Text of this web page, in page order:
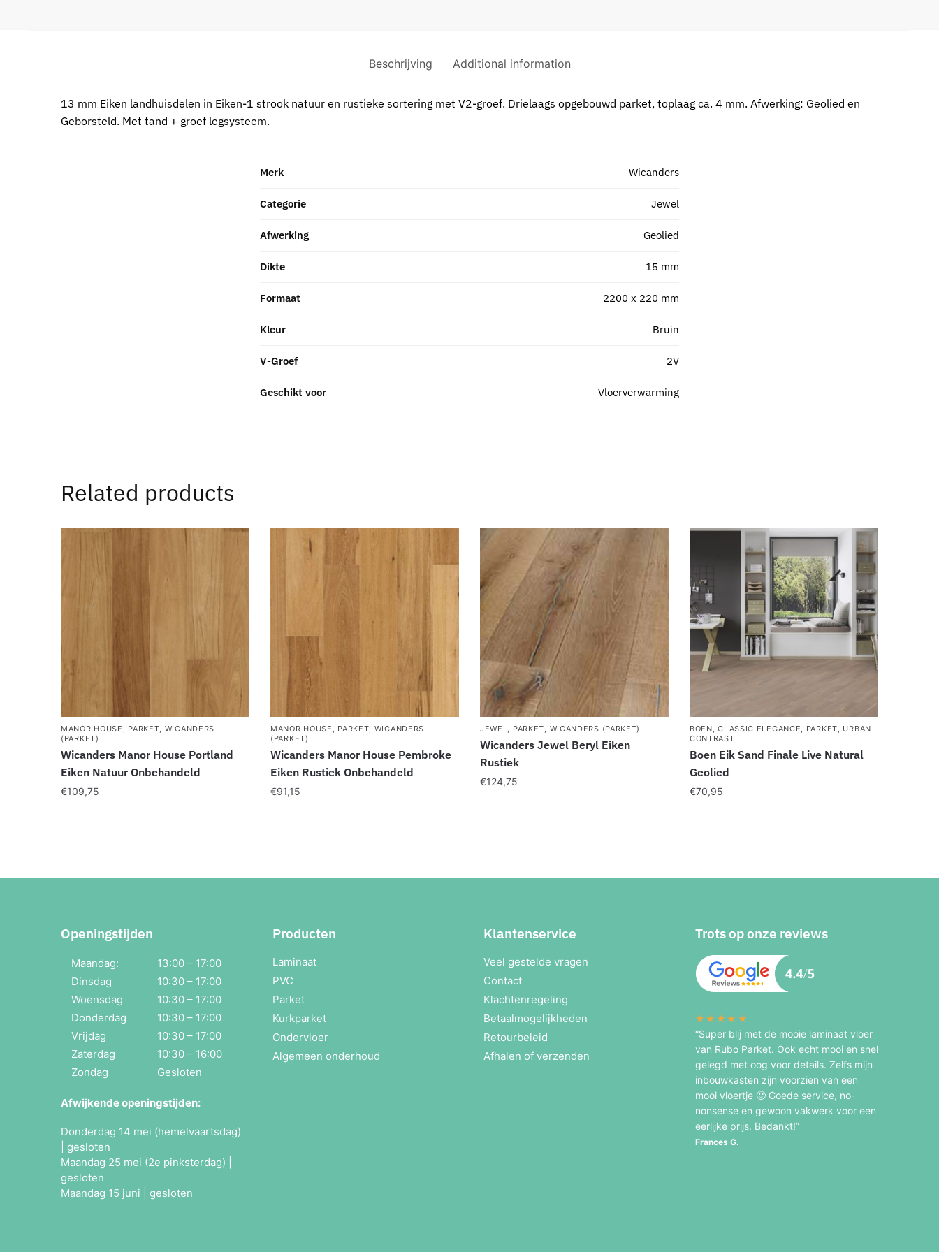
Beschrijving Additional information
13 mm Eiken landhuisdelen in Eiken-1 strook natuur en rustieke sortering met V2-groef. Drielaags opgebouwd parket, toplaag ca. 4 mm. Afwerking: Geolied en
Geborsteld. Met tand + groef legsysteem.
Merk Wicanders
Categorie Jewel
Afwerking Geolied
Dikte 15 mm
Formaat 2200 x 220 mm
Kleur Bruin
V-Groef 2V
Geschikt voor Vloerverwarming
Related products
MANOR HOUSE , PARKET, WICANDERS
(PARKET)
Wicanders Manor House Portland
Eiken Natuur Onbehandeld
€109,75
MANOR HOUSE , PARKET, WICANDERS
(PARKET)
Wicanders Manor House Pembroke
Eiken Rustiek Onbehandeld
€91,15
JEWEL, PARKET, WICANDERS (PARKET)
Wicanders Jewel Beryl Eiken
Rustiek
€124,75
BOEN,CLASSIC ELEGANCE, PARKET, URBAN
CONTRAST
Boen Eik Sand Finale Live Natural
Geolied
€70,95
Openingstijden
Maandag:
13:00 – 17:00
Dinsdag
10:30 – 17:00
Woensdag
10:30 – 17:00
Donderdag
10:30 – 17:00
Vrijdag
10:30 – 17:00
Zaterdag
10:30 – 16:00
Zondag
Gesloten
Afwijkende openingstijden:
Donderdag 14 mei (hemelvaartsdag)
| gesloten
Maandag 25 mei (2e pinksterdag) |
gesloten
Maandag 15 juni | gesloten
Producten
Laminaat
PVC
Parket
Kurkparket
Ondervloer
Algemeen onderhoud
Klantenservice
Veel gestelde vragen
Contact
Klachtenregeling
Betaalmogelijkheden
Retourbeleid
Afhalen of verzenden
Trots op onze reviews
★★★★★
“Super blij met de mooie laminaat vloer
van Rubo Parket. Ook echt mooi en snel
gelegd met oog voor details. Zelfs mijn
inbouwkasten zijn voorzien van een
mooi vloertje 🙂 Goede service, no-
nonsense en gewoon vakwerk voor een
eerlijke prijs. Bedankt!”
Frances G.